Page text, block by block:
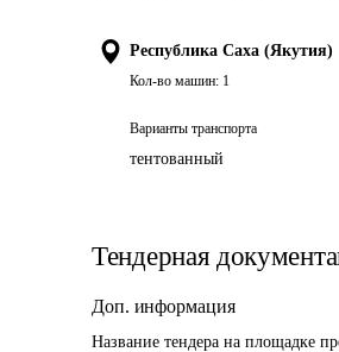
Республика Саха (Якутия)
Кол-во машин: 1
Варианты транспорта
тентованный
Тендерная
Доп. информация
Название тендера на площадке